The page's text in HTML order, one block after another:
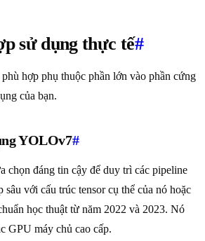
sử dụng thực tế#
hợp phụ thuộc phần lớn vào phần cứng
của bạn.
YOLOv7#
chọn đáng tin cậy để duy trì các pipeline
với cấu trúc tensor cụ thể của nó hoặc
học thuật từ năm 2022 và 2023. Nó
GPU máy chủ cao cấp.